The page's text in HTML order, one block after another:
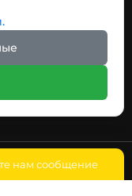
город
технология
нам сообщение